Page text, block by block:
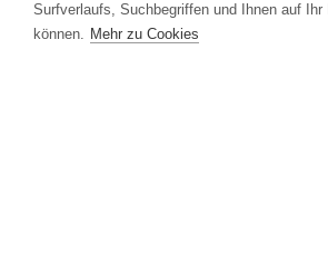
Surfverlaufs, Suchbegriffen und Ihnen auf
können. Mehr zu Cookies